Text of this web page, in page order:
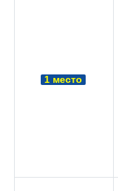
1 место